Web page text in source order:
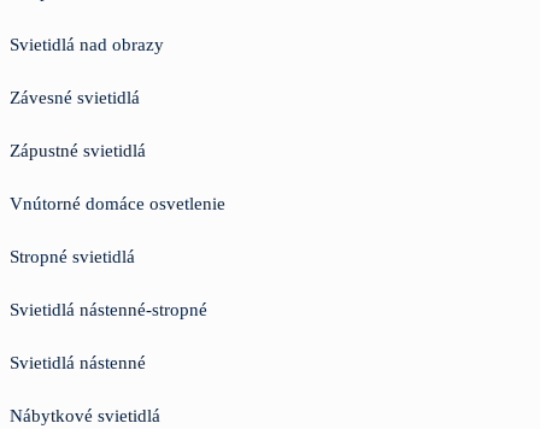
Svietidlá nad obrazy
Závesné svietidlá
Zápustné svietidlá
Vnútorné domáce osvetlenie
Stropné svietidlá
Svietidlá nástenné-stropné
Svietidlá nástenné
Nábytkové svietidlá